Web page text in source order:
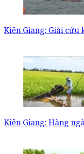
Kiên Giang: Giải
Kiên Giang: Hàng